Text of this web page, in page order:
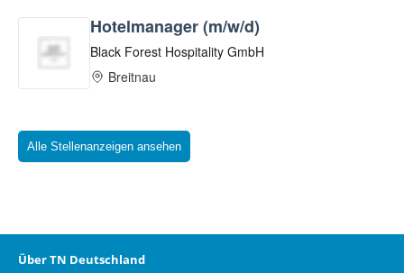
Alle Stellenanzeigen ansehen
Über TN Deutschland